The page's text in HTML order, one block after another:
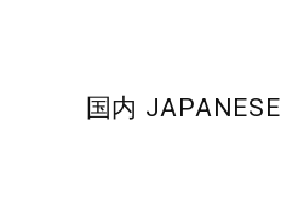
国内 JAPANESE